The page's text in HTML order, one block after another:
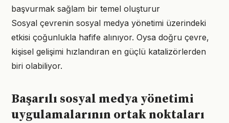
başvurmak sağlam bir temel oluşturur
Sosyal çevrenin sosyal medya yönetimi üzerindeki
etkisi çoğunlukla hafife alınıyor. Oysa doğru çevre,
kişisel gelişimi hızlandıran en güçlü katalizörlerden
biri olabiliyor.
Başarılı sosyal medya yönetimi
uygulamalarının ortak noktaları